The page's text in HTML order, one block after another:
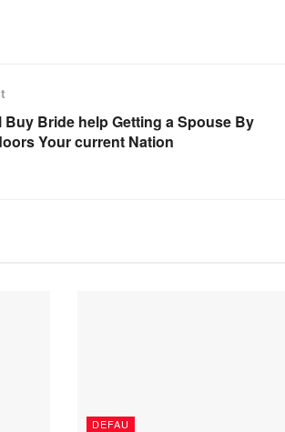
Buy Bride help Getting a Spouse By
Your current Nation
DEFAU